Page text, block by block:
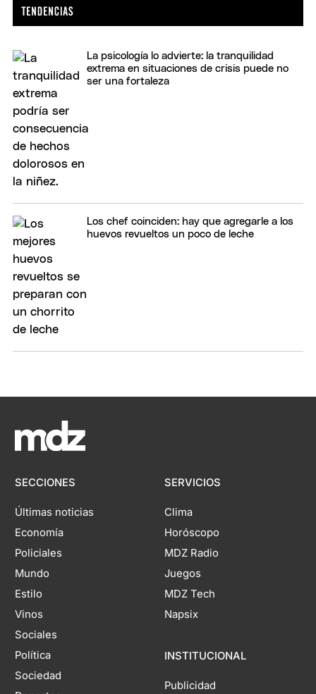
La psicología lo advierte: la tranquilidad
extrema en situaciones de crisis puede no
ser una fortaleza
Los chef coinciden: hay que agregarle a los
huevos revueltos un poco de leche
SECCIONES
Últimas noticias
Economía
Policiales
Mundo
Estilo
Vinos
Sociales
Política
Sociedad
SERVICIOS
Clima
Horóscopo
MDZ Radio
Juegos
MDZ Tech
Napsix
INSTITUCIONAL
Publicidad